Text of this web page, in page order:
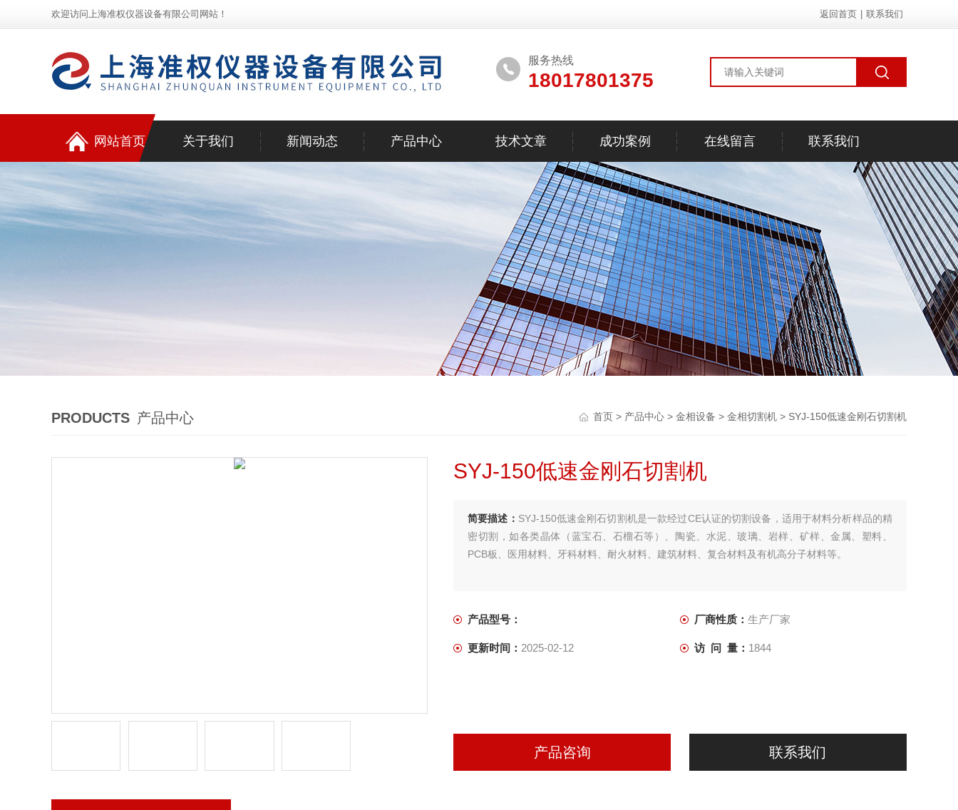
欢迎访问上海准权仪器设备有限公司网站！ 返回首页 联系我们
服务热线
18017801375
网站首页 关于我们 新闻动态 产品中心 技术文章 成功案例 在线留言 联系我们
PRODUCTS 产品中心 首页 > 产品中心 > 金相设备 > 金相切割机 > SYJ-150低速金刚石切割机
SYJ-150低速金刚石切割机
简要描述： SYJ-150低速金刚石切割机是一款经过CE认证的切割设备，适用于材料分析样品的精
密切割，如各类晶体（蓝宝石、石榴石等）、陶瓷、水泥、玻璃、岩样、矿样、金属、塑料、
PCB板、医用材料、牙科材料、耐火材料、建筑材料、复合材料及有机高分子材料等。
产品型号： 厂商性质： 生产厂家
更新时间： 2025-02-12 访 问 量： 1844
产品咨询 联系我们